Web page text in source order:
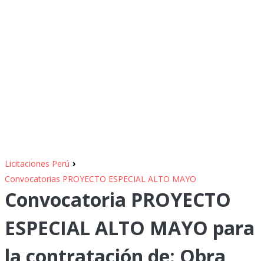
Licitaciones Perú ›
Convocatorias PROYECTO ESPECIAL ALTO MAYO
Convocatoria PROYECTO
ESPECIAL ALTO MAYO para